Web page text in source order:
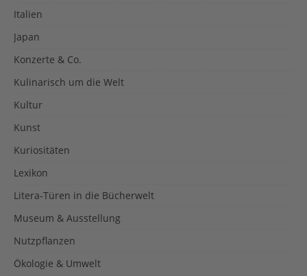
Italien
Japan
Konzerte & Co.
Kulinarisch um die Welt
Kultur
Kunst
Kuriositäten
Lexikon
Litera-Türen in die Bücherwelt
Museum & Ausstellung
Nutzpflanzen
Ökologie & Umwelt